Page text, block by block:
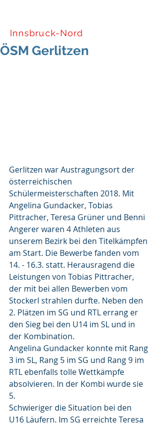
Innsbruck-Nord
ÖSM Gerlitzen
Gerlitzen war Austragungsort der
österreichischen
Schülermeisterschaften 2018. Mit
Angelina Gundacker, Tobias
Pittracher, Teresa Grüner und Benni
Angerer waren 4 Athleten aus
unserem Bezirk bei den Titelkämpfen
am Start. Die Bewerbe fanden vom
14. - 16.3. statt. Herausragend die
Leistungen von Tobias Pittracher,
der mit bei allen Bewerben vom
Stockerl strahlen durfte. Neben den
2. Plätzen im SG und RTL errang er
den Sieg bei den U14 im SL und in
der Kombination.
Angelina Gundacker konnte mit Rang
3 im SL, Rang 5 im SG und Rang 9 im
RTL ebenfalls tolle Wettkämpfe
absolvieren. In der Kombi wurde sie
5.
Schwieriger die Situation bei den
U16 Läufern. Im SG erreichte Teresa